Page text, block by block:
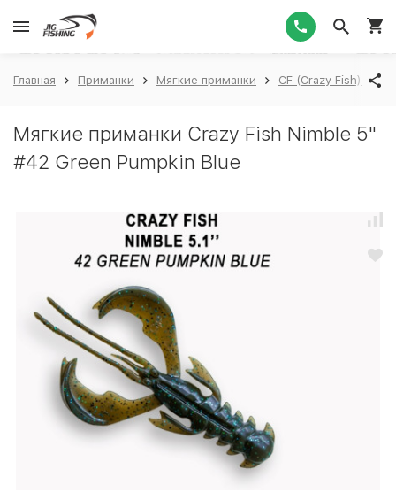
Главная Приманки Мягкие приманки CF (Crazy Fish)
Мягкие приманки Crazy Fish Nimble 5"
#42 Green Pumpkin Blue